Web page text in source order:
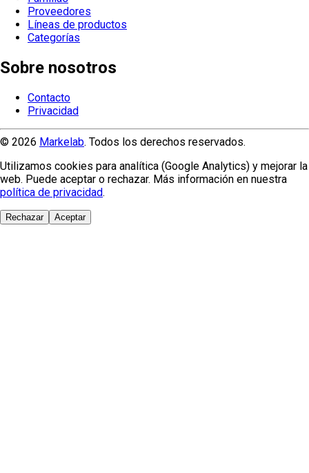
Proveedores
Líneas de productos
Categorías
Sobre nosotros
Contacto
Privacidad
© 2026 Markelab. Todos los derechos reservados.
Utilizamos cookies para analítica (Google Analytics) y mejorar la
web. Puede aceptar o rechazar. Más información en nuestra
política de privacidad.
Rechazar Aceptar